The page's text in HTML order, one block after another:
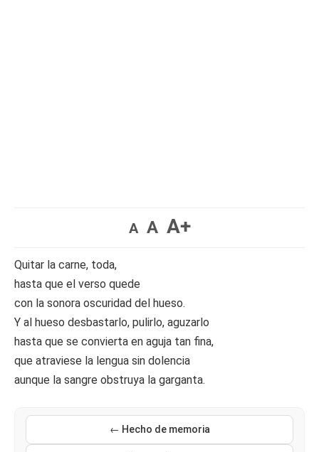
A A A+
Quitar la carne, toda,
hasta que el verso quede
con la sonora oscuridad del hueso.
Y al hueso desbastarlo, pulirlo, aguzarlo
hasta que se convierta en aguja tan fina,
que atraviese la lengua sin dolencia
aunque la sangre obstruya la garganta.
← Hecho de memoria